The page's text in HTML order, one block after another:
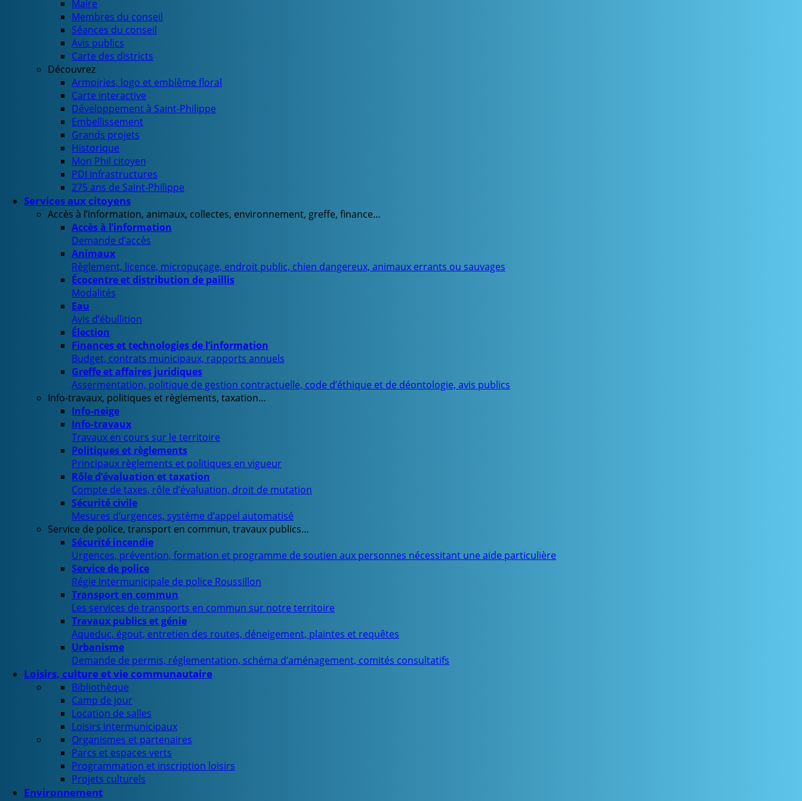
Maire
Membres du conseil
Séances du conseil
Avis publics
Carte des districts
Découvrez
Armoiries, logo et emblème floral
Carte interactive
Développement à Saint-Philippe
Embellissement
Grands projets
Historique
Mon Phil citoyen
PDI infrastructures
275 ans de Saint-Philippe
Services aux citoyens
Accès à l’information, animaux, collectes, environnement, greffe, finance…
Accès à l’information
Demande d’accès
Animaux
Règlement, licence, micropuçage, endroit public, chien dangereux, animaux errants ou sauvages
Écocentre et distribution de paillis
Modalités
Eau
Avis d’ébullition
Élection
Finances et technologies de l’information
Budget, contrats municipaux, rapports annuels
Greffe et affaires juridiques
Assermentation, politique de gestion contractuelle, code d’éthique et de déontologie, avis publics
Info-travaux, politiques et règlements, taxation…
Info-neige
Info-travaux
Travaux en cours sur le territoire
Politiques et règlements
Principaux règlements et politiques en vigueur
Rôle d’évaluation et taxation
Compte de taxes, rôle d’évaluation, droit de mutation
Sécurité civile
Mesures d’urgences, système d’appel automatisé
Service de police, transport en commun, travaux publics…
Sécurité incendie
Urgences, prévention, formation et programme de soutien aux personnes nécessitant une aide particulière
Service de police
Régie Intermunicipale de police Roussillon
Transport en commun
Les services de transports en commun sur notre territoire
Travaux publics et génie
Aqueduc, égout, entretien des routes, déneigement, plaintes et requêtes
Urbanisme
Demande de permis, réglementation, schéma d’aménagement, comités consultatifs
Loisirs, culture et vie communautaire
Bibliothèque
Camp de jour
Location de salles
Loisirs intermunicipaux
Organismes et partenaires
Parcs et espaces verts
Programmation et inscription loisirs
Projets culturels
Environnement